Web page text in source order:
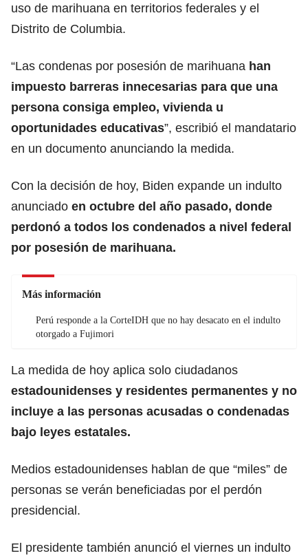
uso de marihuana en territorios federales y el
Distrito de Columbia.
“Las condenas por posesión de marihuana han
impuesto barreras innecesarias para que una
persona consiga empleo, vivienda u
oportunidades educativas”, escribió el mandatario
en un documento anunciando la medida.
Con la decisión de hoy, Biden expande un indulto
anunciado en octubre del año pasado, donde
perdonó a todos los condenados a nivel federal
por posesión de marihuana.
Más información
Perú responde a la CorteIDH que no hay desacato en el indulto
otorgado a Fujimori
La medida de hoy aplica solo ciudadanos
estadounidenses y residentes permanentes y no
incluye a las personas acusadas o condenadas
bajo leyes estatales.
Medios estadounidenses hablan de que “miles” de
personas se verán beneficiadas por el perdón
presidencial.
El presidente también anunció el viernes un indulto